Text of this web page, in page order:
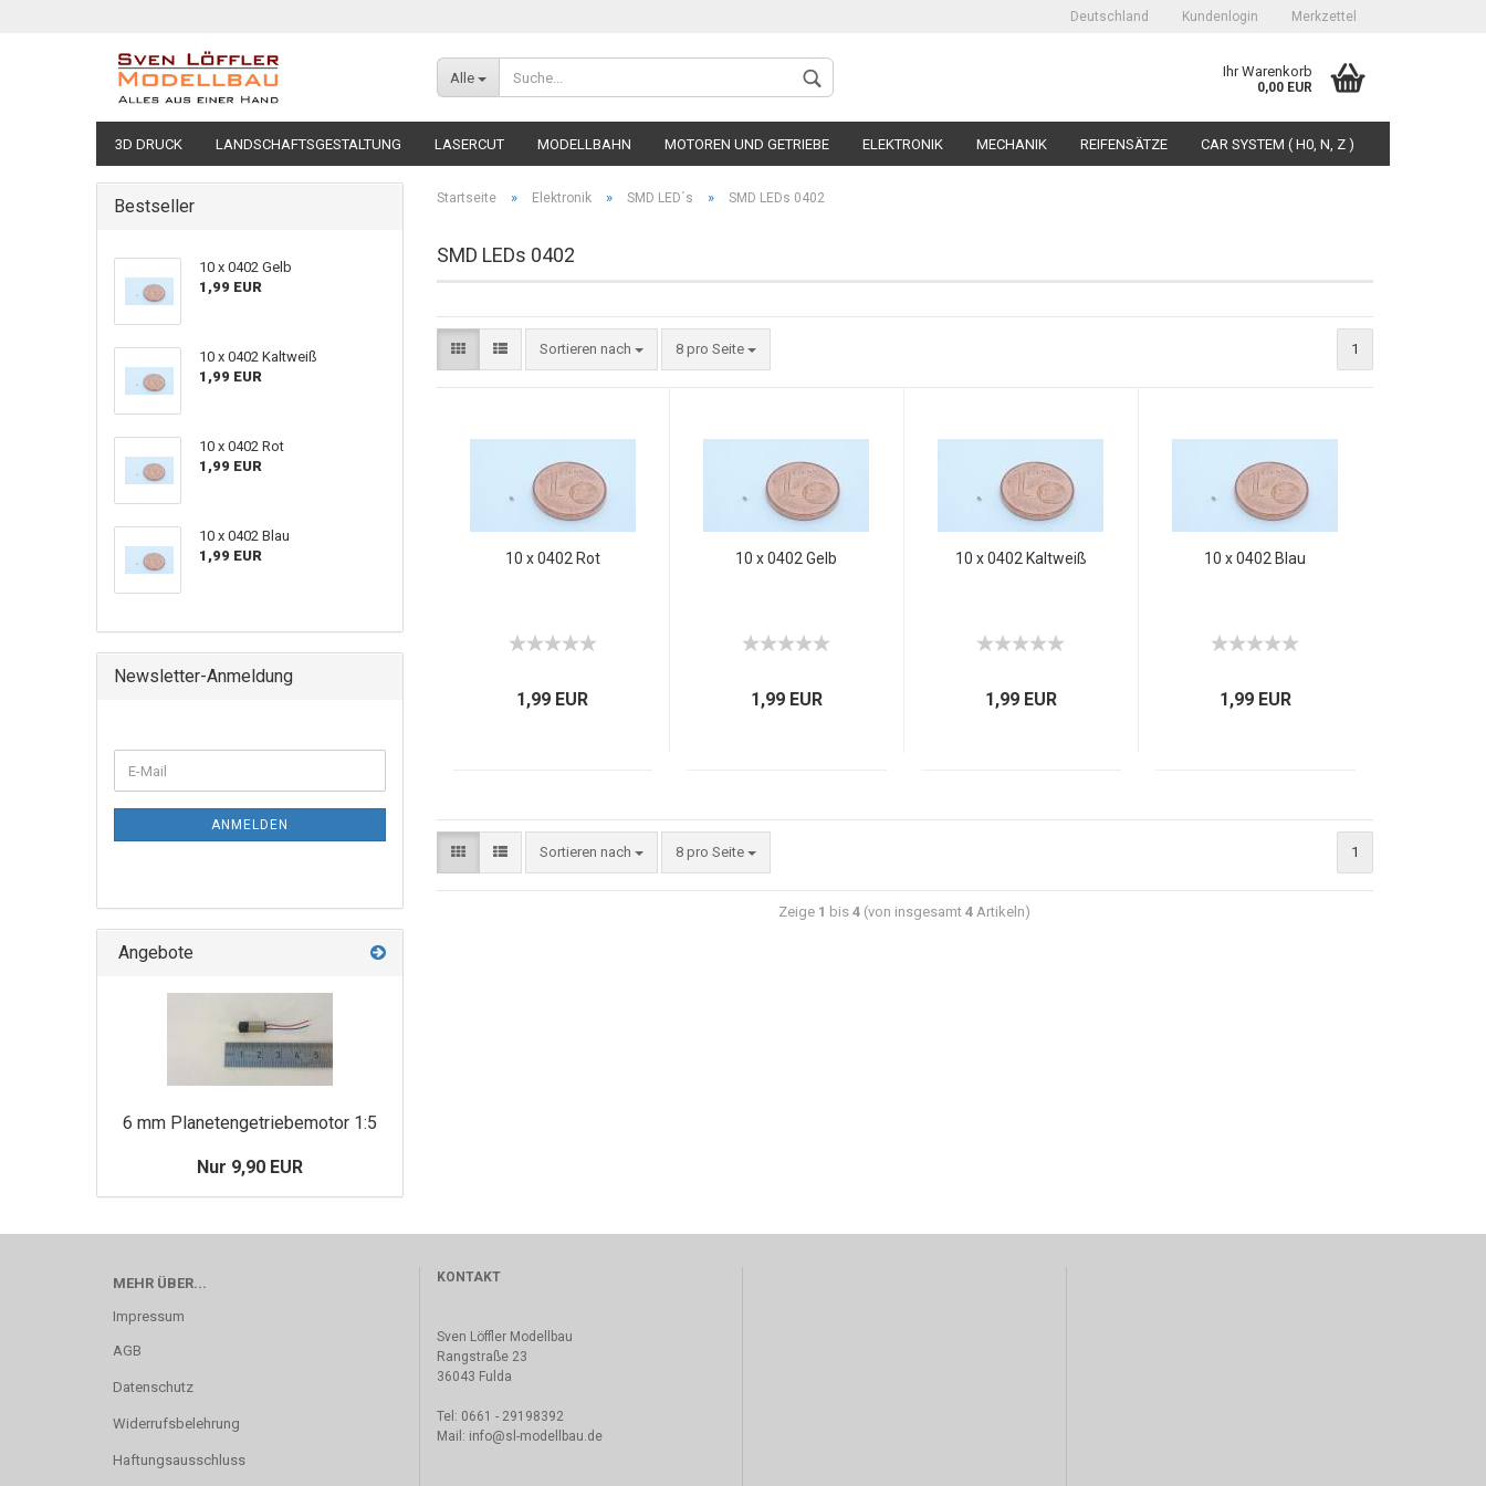
Deutschland Kundenlogin
Konto erstellen
Merkzettel
Alle Ihr Warenkorb
0,00 EUR
3D DRUCK LANDSCHAFTSGESTALTUNG LASERCUT MODELLBAHN MOTOREN UND GETRIEBE ELEKTRONIK MECHANIK REIFENSÄTZE CAR SYSTEM ( H0, N, Z )
Startseite » Elektronik » SMD LED´s » SMD LEDs 0402
SMD LEDs 0402
Sortieren nach 8 pro Seite 1
10 x 0402 Rot
1,99 EUR
10 x 0402 Gelb
1,99 EUR
10 x 0402 Kaltweiß
1,99 EUR
10 x 0402 Blau
1,99 EUR
Sortieren nach 8 pro Seite 1
Zeige 1 bis4 (von insgesamt4 Artikeln)
Bestseller
10 x 0402 Gelb
1,99 EUR
10 x 0402 Kaltweiß
1,99 EUR
10 x 0402 Rot
1,99 EUR
10 x 0402 Blau
1,99 EUR
Newsletter-Anmeldung
ANMELDEN
Angebote
6 mm Planetengetriebemotor 1:5
Nur 9,90 EUR
MEHR ÜBER...
Impressum
AGB
Datenschutz
Widerrufsbelehrung
Haftungsausschluss
KONTAKT
Sven Löffler Modellbau
Rangstraße 23
36043 Fulda
Tel: 0661 - 29198392
Mail: info@sl-modellbau.de